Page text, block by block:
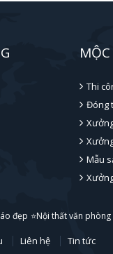
Thi
Đóng
Mẫu
đẹp ⭐Nội thất văn
Liên hệ Tin tức